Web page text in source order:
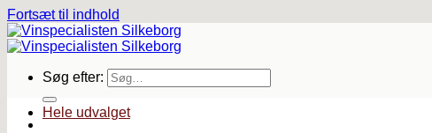
Fortsæt til indhold
Søg efter:
Hele udvalget